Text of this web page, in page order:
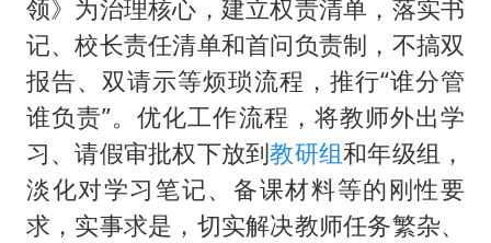
领》为治理核心，建立权责清单，落实书
记、校长责任清单和首问负责制，不搞双
报告、双请示等烦琐流程，推行“谁分管
谁负责”。优化工作流程，将教师外出学
习、请假审批权下放到教研组和年级组，
淡化对学习笔记、备课材料等的刚性要
求，实事求是，切实解决教师任务繁杂、